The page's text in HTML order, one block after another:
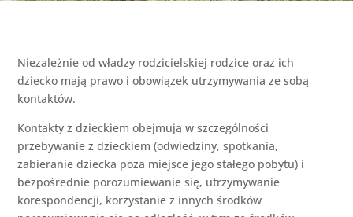
Niezależnie od władzy rodzicielskiej rodzice oraz ich
dziecko mają prawo i obowiązek utrzymywania ze sobą
kontaktów.
Kontakty z dzieckiem obejmują w szczególności
przebywanie z dzieckiem (odwiedziny, spotkania,
zabieranie dziecka poza miejsce jego stałego pobytu) i
bezpośrednie porozumiewanie się, utrzymywanie
korespondencji, korzystanie z innych środków